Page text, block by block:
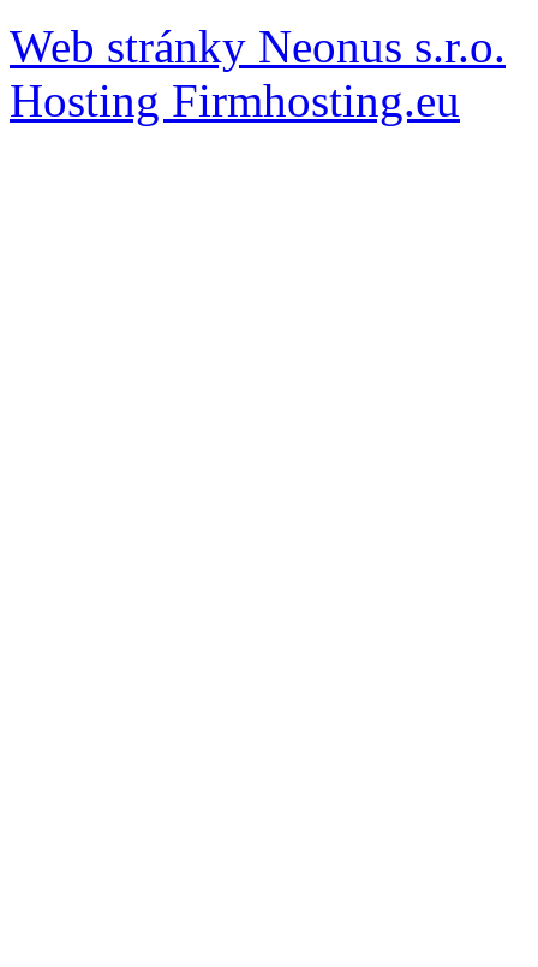
Web stránky Neonus s.r.o.
Hosting Firmhosting.eu